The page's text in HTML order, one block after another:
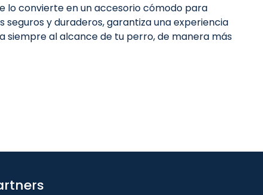
lo convierte en un accesorio cómodo para
seguros y duraderos, garantiza una experiencia
al alcance de tu perro, de manera más